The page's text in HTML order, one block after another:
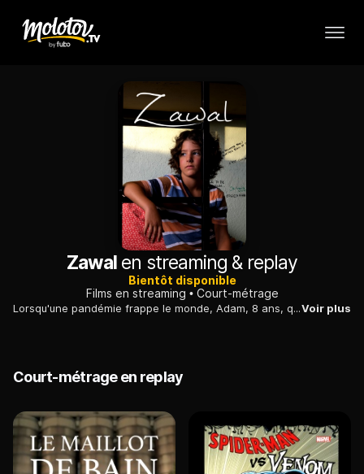
Zawal en streaming & replay
Bientôt disponible
Films en streaming
Court-métrage
Lorsqu'une pandémie frappe le monde, Adam, 8 ans, qui vit dans un centre pour réfugiés avec sa mère, est mis en quarantaine. En se faufilant hors de sa chambre, le garçon découvre un monde dévoré par la peur.Voir plus
Court-métrage en replay